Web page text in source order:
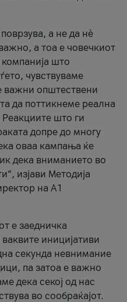
а не да нè
а тоа е човечкиот
што
чувствуваме
важни општествени
да поттикнеме реална
што ги
допре до многу
оваа кампања ќе
дека вниманието во
изјави Методија
на А1
е заедничка
иницијативи
секунда невнимание
па затоа е важно
дека секој од нас
во сообраќајот.